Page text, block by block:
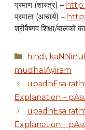
प्रमाण (शास्त्र) –
प्रमाता (आचार्य) –
श्रीवैष्णव शिक्षा/बालकों
Categories
hindi,
mudhalAyiram
upadhEsa
Explanation –
upadhEsa
Explanation –